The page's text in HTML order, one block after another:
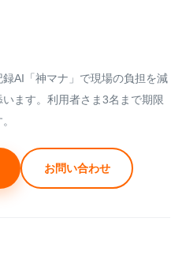
AI「神マナ」で現場の負担を減
ます。利用者さま3名まで期限
お問い合わせ